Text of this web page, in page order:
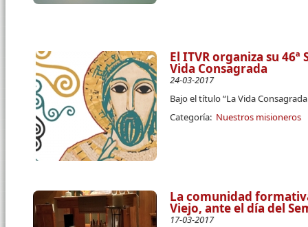
El ITVR organiza su
Vida Consagrada
24-03-2017
Bajo el título “La Vida
Categoría: Nuestros misioneros
La comunidad
Viejo, ante el día del
17-03-2017